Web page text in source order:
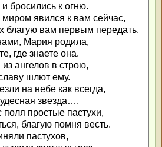
и бросились к огню.
явился к вам сейчас,
благую вам первым передать.
Мария родила,
где знаете она.
ангелов в строю,
шлют ему.
на небе как всегда,
звезда….
простые пастухи,
благую помня весть.
пастухов,